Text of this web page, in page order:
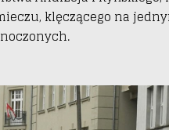
klęczącego na